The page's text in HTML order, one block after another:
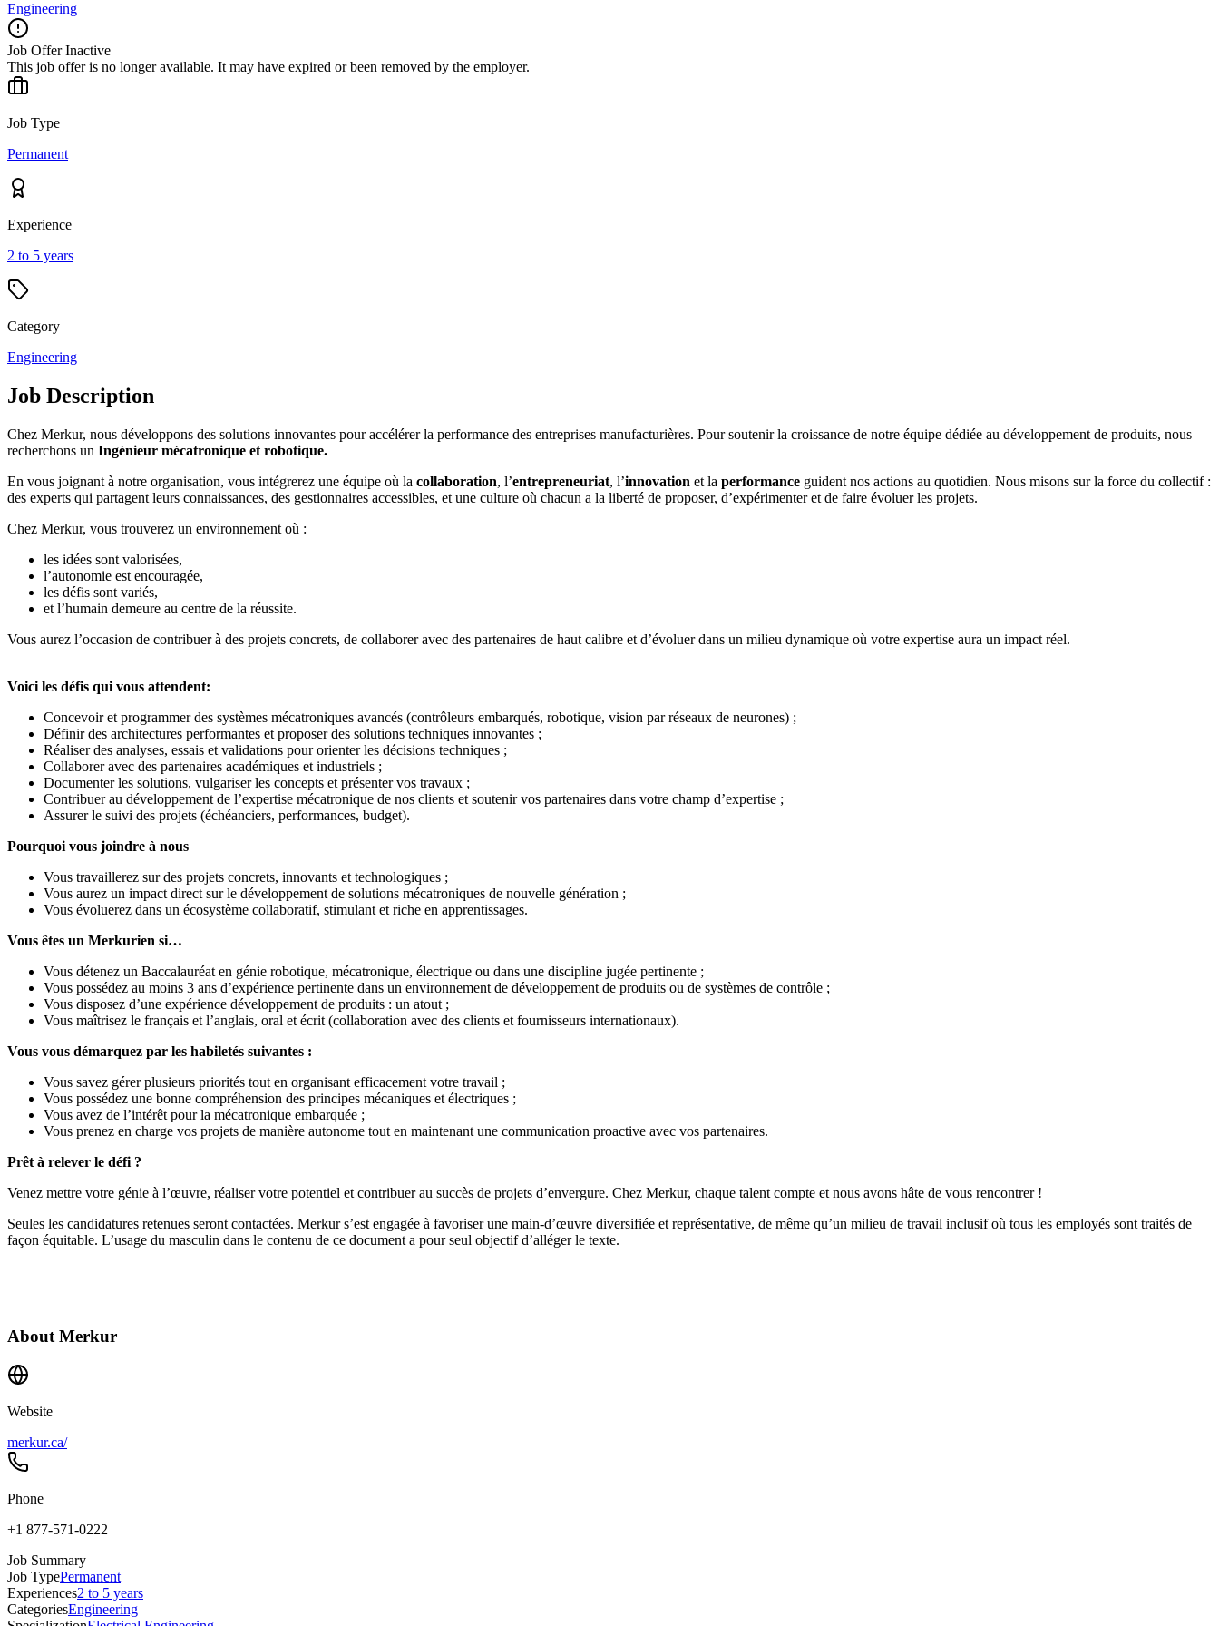
Engineering
Job Offer Inactive
This job offer is no longer available. It may have expired or been removed by the employer.
Job Type
Permanent
Experience
2 to 5 years
Category
Engineering
Job Description
Chez Merkur, nous développons des solutions innovantes pour accélérer la performance des entreprises manufacturières. Pour soutenir la croissance de notre équipe dédiée au développement de produits, nous
recherchons un Ingénieur mécatronique et robotique.
En vous joignant à notre organisation, vous intégrerez une équipe où la collaboration, l’entrepreneuriat, l’innovation et la performance guident nos actions au quotidien. Nous misons sur la force du collectif :
des experts qui partagent leurs connaissances, des gestionnaires accessibles, et une culture où chacun a la liberté de proposer, d’expérimenter et de faire évoluer les projets.
Chez Merkur, vous trouverez un environnement où :
les idées sont valorisées,
l’autonomie est encouragée,
les défis sont variés,
et l’humain demeure au centre de la réussite.
Vous aurez l’occasion de contribuer à des projets concrets, de collaborer avec des partenaires de haut calibre et d’évoluer dans un milieu dynamique où votre expertise aura un impact réel.
Voici les défis qui vous attendent:
Concevoir et programmer des systèmes mécatroniques avancés (contrôleurs embarqués, robotique, vision par réseaux de neurones) ;
Définir des architectures performantes et proposer des solutions techniques innovantes ;
Réaliser des analyses, essais et validations pour orienter les décisions techniques ;
Collaborer avec des partenaires académiques et industriels ;
Documenter les solutions, vulgariser les concepts et présenter vos travaux ;
Contribuer au développement de l’expertise mécatronique de nos clients et soutenir vos partenaires dans votre champ d’expertise ;
Assurer le suivi des projets (échéanciers, performances, budget).
Pourquoi vous joindre à nous
Vous travaillerez sur des projets concrets, innovants et technologiques ;
Vous aurez un impact direct sur le développement de solutions mécatroniques de nouvelle génération ;
Vous évoluerez dans un écosystème collaboratif, stimulant et riche en apprentissages.
Vous êtes un Merkurien si…
Vous détenez un Baccalauréat en génie robotique, mécatronique, électrique ou dans une discipline jugée pertinente ;
Vous possédez au moins 3 ans d’expérience pertinente dans un environnement de développement de produits ou de systèmes de contrôle ;
Vous disposez d’une expérience développement de produits : un atout ;
Vous maîtrisez le français et l’anglais, oral et écrit (collaboration avec des clients et fournisseurs internationaux).
Vous vous démarquez par les habiletés suivantes :
Vous savez gérer plusieurs priorités tout en organisant efficacement votre travail ;
Vous possédez une bonne compréhension des principes mécaniques et électriques ;
Vous avez de l’intérêt pour la mécatronique embarquée ;
Vous prenez en charge vos projets de manière autonome tout en maintenant une communication proactive avec vos partenaires.
Prêt à relever le défi ?
Venez mettre votre génie à l’œuvre, réaliser votre potentiel et contribuer au succès de projets d’envergure. Chez Merkur, chaque talent compte et nous avons hâte de vous rencontrer !
Seules les candidatures retenues seront contactées. Merkur s’est engagée à favoriser une main-d’œuvre diversifiée et représentative, de même qu’un milieu de travail inclusif où tous les employés sont traités de
façon équitable. L’usage du masculin dans le contenu de ce document a pour seul objectif d’alléger le texte.
About Merkur
Website
merkur.ca/
Phone
+1 877-571-0222
Job Summary
Job TypePermanent
Experiences2 to 5 years
CategoriesEngineering